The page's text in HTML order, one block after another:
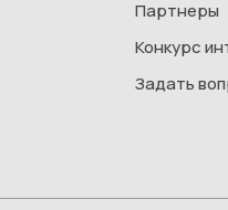
Партнеры
Конкурс
Задать